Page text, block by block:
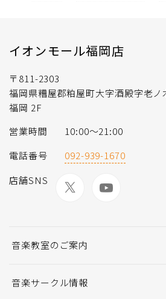
イオンモール福岡店
〒811-2303
福岡県糟屋郡粕屋町大字酒殿字老
福岡 2F
営業時間
10:00〜21:00
電話番号
092-939-1670
店舗SNS
音楽教室のご案内
音楽サークル情報